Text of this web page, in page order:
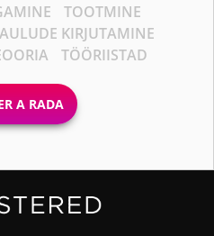
TOOTMINE
KIRJUTAMINE
TÖÖRIISTAD
A RADA